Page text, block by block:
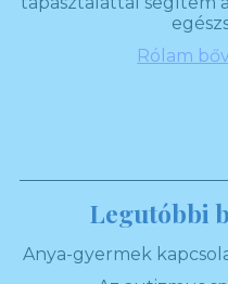
Rólam
Legutóbbi
Anya-gyermek